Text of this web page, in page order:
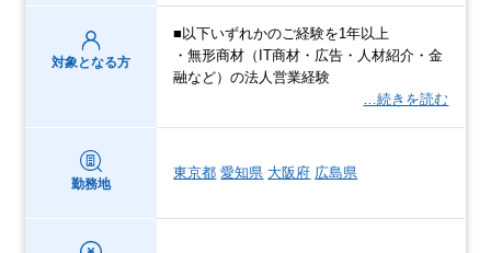
対象となる方
■以下いずれかのご経験を1年以上
・無形商材（IT商材・広告・人材紹介・金
融など）の法人営業経験
…続きを読む
勤務地
東京都 愛知県 大阪府 広島県